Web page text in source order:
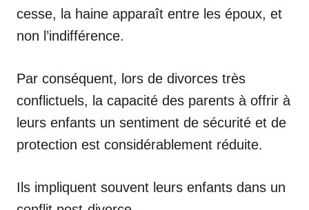
cesse, la haine apparaît entre les époux, et
non l’indifférence.
Par conséquent, lors de divorces très
conflictuels, la capacité des parents à offrir à
leurs enfants un sentiment de sécurité et de
protection est considérablement réduite.
Ils impliquent souvent leurs enfants dans un